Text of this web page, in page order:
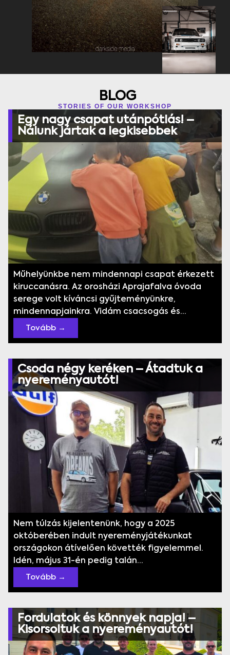
BLOG
STORIES OF OUR WORKSHOP
Egy nagy csapat utánpótlás! –
Nálunk jártak a legkisebbek
Műhelyünkbe nem mindennapi csapat érkezett
kiruccanásra. Az orosházi Aprajafalva óvoda
serege volt kíváncsi gyűjteményünkre,
mindennapjainkra. Vidám csacsogás és...
Tovább →
Csoda négy keréken – Átadtuk a
nyereményautót!
Nem túlzás kijelentenünk, hogy a 2025
októberében indult nyereményjátékunkat
országokon átívelően követték figyelemmel.
Idén, május 31-én pedig talán...
Tovább →
Fordulatok és könnyek napja! –
Kisorsoltuk a nyereményautót!